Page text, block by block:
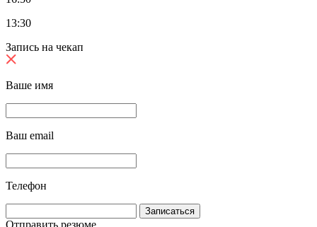
13:30
Запись на чекап
Ваше имя
Ваш email
Телефон